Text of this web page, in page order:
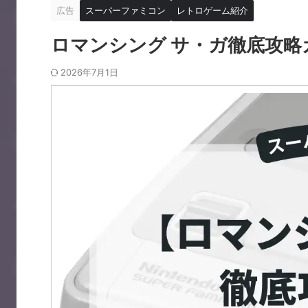
広告 スーパーファミコン レトロゲーム紹介
ロマンシング サ・ガ徹底攻
2026年7月1日